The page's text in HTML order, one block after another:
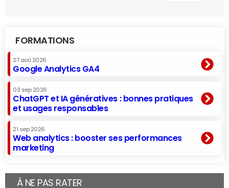
FORMATIONS
27 aoû 2026
Google Analytics GA4
03 sep 2026
ChatGPT et IA génératives : bonnes pratiques
et usages responsables
21 sep 2026
Web analytics : booster ses performances
marketing
À NE PAS RATER